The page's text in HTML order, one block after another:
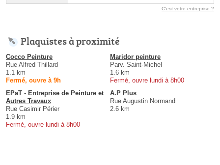
C'est votre entreprise ?
Plaquistes à proximité
Cocco Peinture
Rue Alfred Thillard
1.1 km
Fermé, ouvre à 9h
Maridor peinture
Parv. Saint-Michel
1.6 km
Fermé, ouvre lundi à 8h00
EPaT - Entreprise de Peinture et
Autres Travaux
Rue Casimir Périer
1.9 km
Fermé, ouvre lundi à 8h00
A.P Plus
Rue Augustin Normand
2.6 km